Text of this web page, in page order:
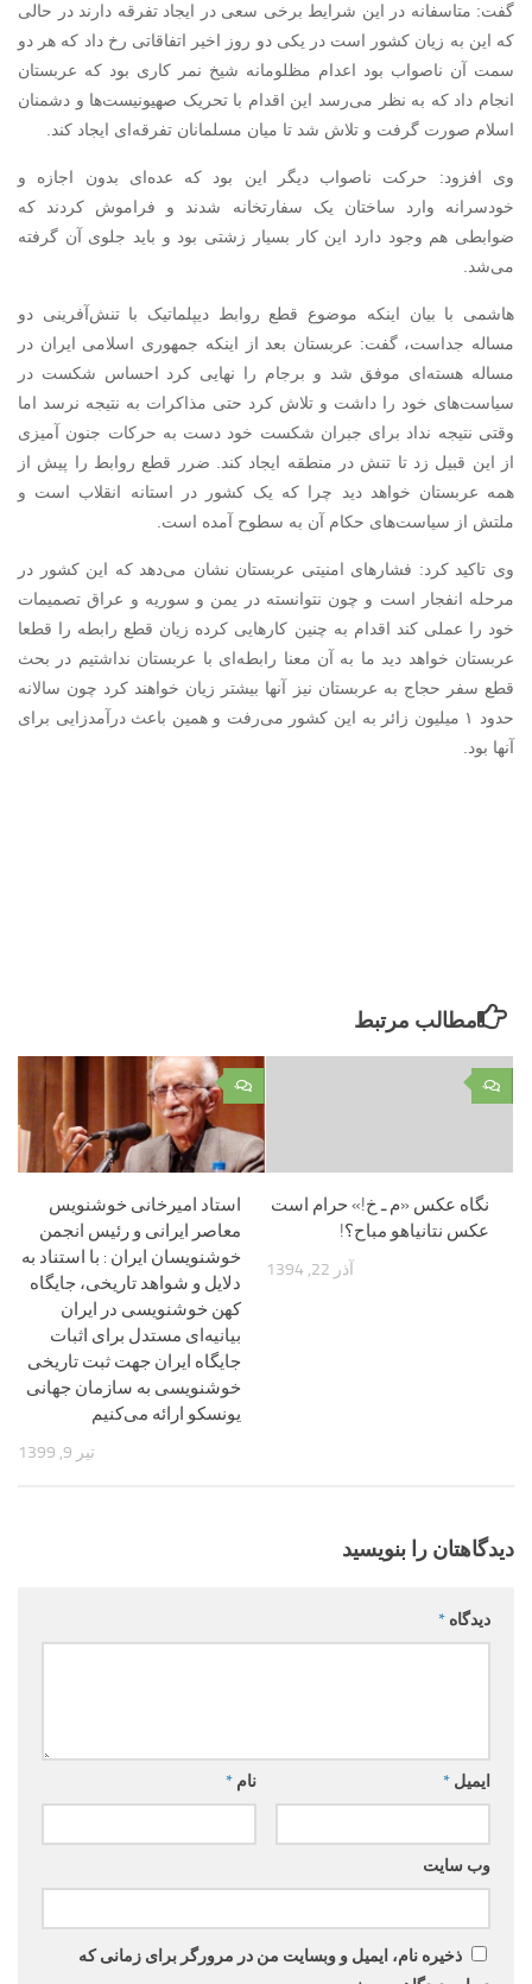
گفت: متاسفانه در این شرایط برخی سعی در ایجاد تفرقه دارند در حالی
که این به زیان کشور است در یکی دو روز اخیر اتفاقاتی رخ داد که هر دو
سمت آن ناصواب بود اعدام مظلومانه شیخ نمر کاری بود که عربستان
انجام داد که به نظر می‌رسد این اقدام با تحریک صهیونیست‌ها و دشمنان
اسلام صورت گرفت و تلاش شد تا میان مسلمانان تفرقه‌ای ایجاد کند.
وی افزود: حرکت ناصواب دیگر این بود که عده‌ای بدون اجازه و
خودسرانه وارد ساختان یک سفارتخانه شدند و فراموش کردند که
ضوابطی هم وجود دارد این کار بسیار زشتی بود و باید جلوی آن گرفته
می‌شد.
هاشمی با بیان اینکه موضوع قطع روابط دیپلماتیک با تنش‌آفرینی دو
مساله جداست، گفت: عربستان بعد از اینکه جمهوری اسلامی ایران در
مساله هسته‌ای موفق شد و برجام را نهایی کرد احساس شکست در
سیاست‌های خود را داشت و تلاش کرد حتی مذاکرات به نتیجه نرسد اما
وقتی نتیجه نداد برای جبران شکست خود دست به حرکات جنون آمیزی
از این قبیل زد تا تنش در منطقه ایجاد کند. ضرر قطع روابط را پیش از
همه عربستان خواهد دید چرا که یک کشور در استانه انقلاب است و
ملتش از سیاست‌های حکام آن به سطوح آمده است.
وی تاکید کرد: فشارهای امنیتی عربستان نشان می‌دهد که این کشور در
مرحله انفجار است و چون نتوانسته در یمن و سوریه و عراق تصمیمات
خود را عملی کند اقدام به چنین کارهایی کرده زیان قطع رابطه را قطعا
عربستان خواهد دید ما به آن معنا رابطه‌ای با عربستان نداشتیم در بحث
قطع سفر حجاج به عربستان نیز آنها بیشتر زیان خواهند کرد چون سالانه
حدود ۱ میلیون زائر به این کشور می‌رفت و همین باعث درآمدزایی برای
آنها بود.
مطالب مرتبط
۰
استاد امیرخانی خوشنویس
معاصر ایرانی و رئیس انجمن
خوشنویسان ایران : با استناد به
دلایل و شواهد تاریخی، جایگاه
کهن خوشنویسی در ایران
بیانیه‌ای مستدل برای اثبات
جایگاه ایران جهت ثبت تاریخی
خوشنویسی به سازمان جهانی
یونسکو ارائه می‌کنیم‌
تیر 9, 1399
۰
نگاه عکس «م ـ خ!» حرام است
عکس نتانیاهو مباح؟!
آذر 22, 1394
دیدگاهتان را بنویسید
دیدگاه *
نام * ایمیل *
وب‌ سایت
ذخیره نام، ایمیل و وبسایت من در مرورگر برای زمانی که